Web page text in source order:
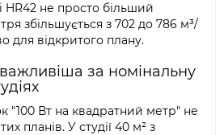
HR42 не просто більший
збільшується з 702 до 786 м³/
для відкритого плану.
за номінальну
"100 Вт на квадратний метр" не
планів. У студії 40 м² з